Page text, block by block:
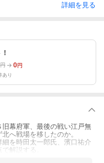
詳細を見る
円 0円
あり
幕府軍、最後の戦い江戸無
へ戦場を移したのか。
を時田太一郎氏、濱口祐介
解説する。